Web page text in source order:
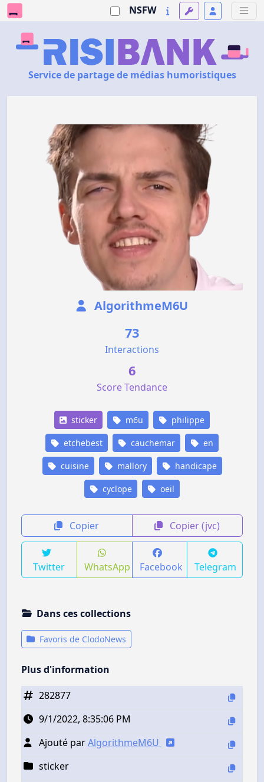
NSFW
Service de partage de médias humoristiques
AlgorithmeM6U
73
Interactions
6
Score Tendance
sticker m6u philippe
etchebest cauchemar en
cuisine mallory handicape
cyclope oeil
Copier Copier (jvc)
Twitter WhatsApp Facebook Telegram
Dans ces collections
Favoris de ClodoNews
Plus d'information
282877
9/1/2022, 8:35:06 PM
Ajouté parAlgorithmeM6U
sticker